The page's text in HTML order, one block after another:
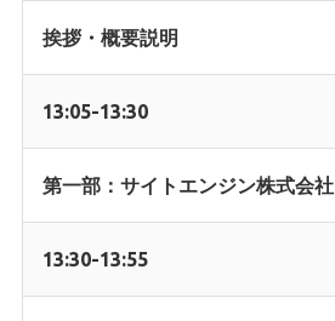
挨拶・概要説明
13:05-13:30
第一部：サイトエンジン株式会社
13:30-13:55